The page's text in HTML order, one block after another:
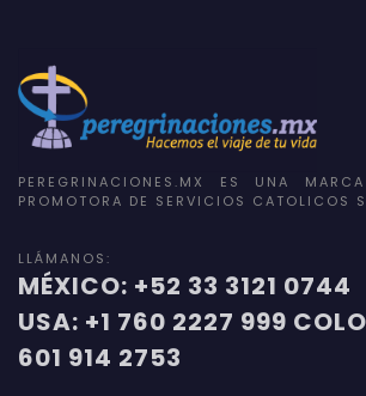
PEREGRINACIONES.MX ES UNA
PROMOTORA DE SERVICIOS CATOLICOS
LLÁMANOS:
MÉXICO: +52 33 3121 0744
USA: +1 760 2227 999
601 914 2753